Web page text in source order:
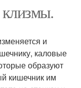
и
каловые
образуют
кишечник им